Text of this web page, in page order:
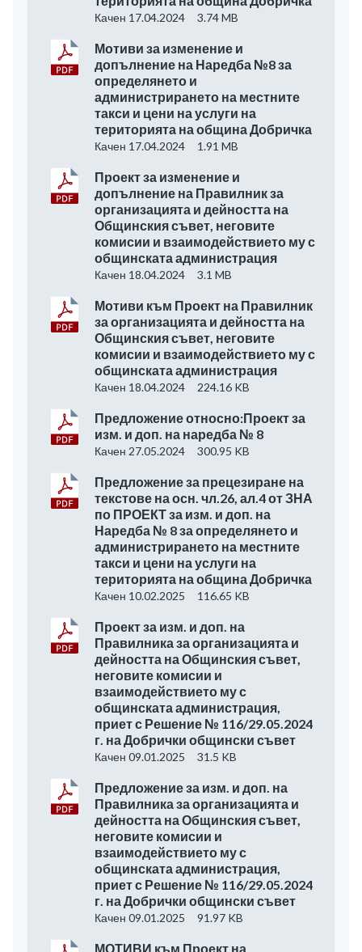
Качен 17.04.2024 3.74 MB
Мотиви за изменение и
допълнение на Наредба №8 за
определянето и
администрирането на местните
такси и цени на услуги на
територията на община Добричка
Качен 17.04.2024 1.91 MB
Проект за изменение и
допълнение на Правилник за
организацията и дейността на
Общинския съвет, неговите
комисии и взаимодействието му с
общинската администрация
Качен 18.04.2024 3.1 MB
Мотиви към Проект на Правилник
за организацията и дейността на
Общинския съвет, неговите
комисии и взаимодействието му с
общинската администрация
Качен 18.04.2024 224.16 KB
Предложение относно:Проект за
изм. и доп. на наредба № 8
Качен 27.05.2024 300.95 KB
Предложение за прецезиране на
текстове на осн. чл.26, ал.4 от ЗНА
по ПРОЕКТ за изм. и доп. на
Наредба № 8 за определянето и
администрирането на местните
такси и цени на услуги на
територията на община Добричка
Качен 10.02.2025 116.65 KB
Проект за изм. и доп. на
Правилника за организацията и
дейността на Общинския съвет,
неговите комисии и
взаимодействието му с
общинската администрация,
приет с Решение № 116/29.05.2024
г. на Добрички общински съвет
Качен 09.01.2025 31.5 KB
Предложение за изм. и доп. на
Правилника за организацията и
дейността на Общинския съвет,
неговите комисии и
взаимодействието му с
общинската администрация,
приет с Решение № 116/29.05.2024
г. на Добрички общински съвет
Качен 09.01.2025 91.97 KB
МОТИВИ към Проект на